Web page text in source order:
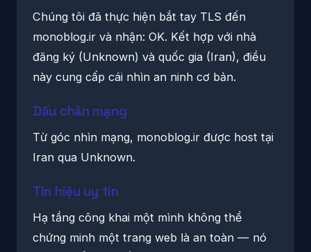
Chúng tôi đã thực hiện bắt tay TLS đến
monoblog.ir và nhận: OK. Kết hợp với nhà
đăng ký (Unknown) và quốc gia (Iran), điều
này cung cấp cái nhìn an ninh cơ bản.
Dấu chân mạng
Từ góc nhìn mạng, monoblog.ir được host tại
Iran qua Unknown.
Tín hiệu uy tín
Hạ tầng công khai một mình không thể
chứng minh một trang web là an toàn — nó